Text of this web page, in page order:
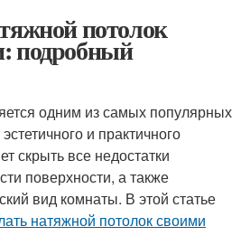
потолок
подробный
одним из самых популярных
и практичного
скрыть все недостатки
поверхности, а также
вид комнаты. В этой статье
натяжной потолок своими